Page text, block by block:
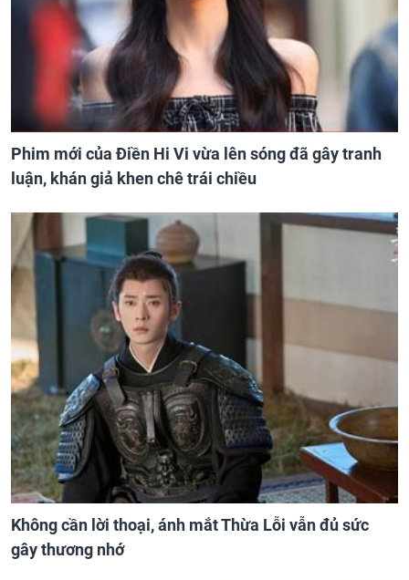
Phim mới của Điền Hi Vi vừa lên sóng đã gây tranh
luận, khán giả khen chê trái chiều
Không cần lời thoại, ánh mắt Thừa Lỗi vẫn đủ sức
gây thương nhớ